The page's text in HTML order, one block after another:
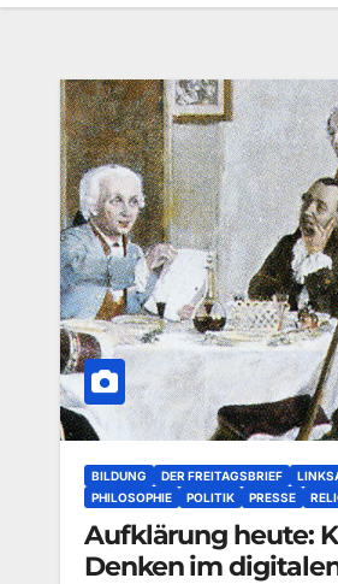
BILDUNG DER FREITAGSBRIEF
PHILOSOPHIE
POLITIK PRESSE
Aufklärung heute:
Denken im